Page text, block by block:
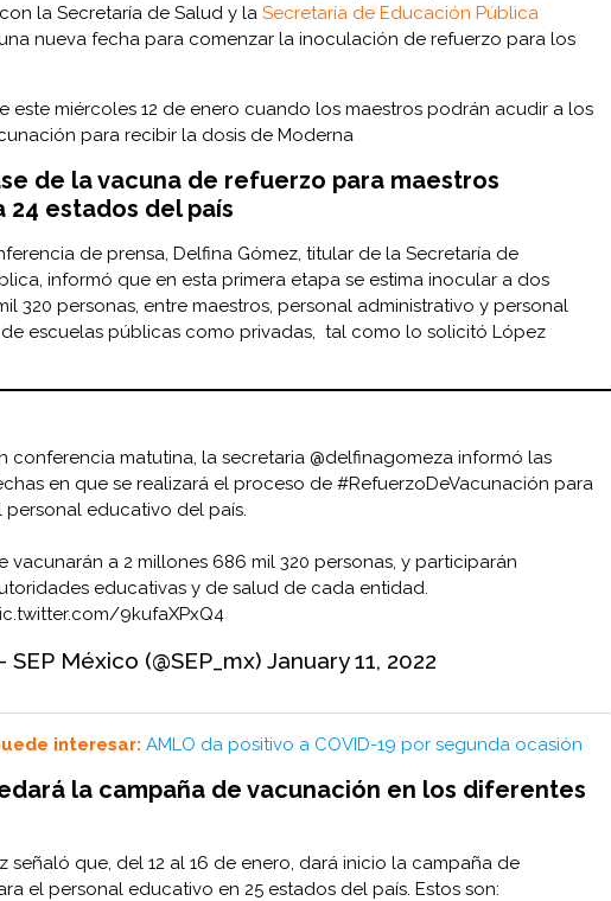
la Secretaría de Salud y la Secretaría de Educación Pública
nueva fecha para comenzar la inoculación de refuerzo para los
este miércoles 12 de enero cuando los maestros podrán acudir a los
para recibir la dosis de Moderna
de la vacuna de refuerzo para maestros
24 estados del país
de prensa, Delfina Gómez, titular de la Secretaría de
informó que en esta primera etapa se estima inocular a dos
320 personas, entre maestros, personal administrativo y personal
escuelas públicas como privadas, tal como lo solicitó López
conferencia matutina, la secretaria @delfinagomeza informó las
en que se realizará el proceso de #RefuerzoDeVacunación para
personal educativo del país.
vacunarán a 2 millones 686 mil 320 personas, y participarán
educativas y de salud de cada entidad.
9kufaXPxQ4
SEP México (@SEP_mx) January 11, 2022
interesar: AMLO da positivo a COVID-19 por segunda ocasión
la campaña de vacunación en los diferentes
señaló que, del 12 al 16 de enero, dará inicio la campaña de
el personal educativo en 25 estados del país. Estos son: